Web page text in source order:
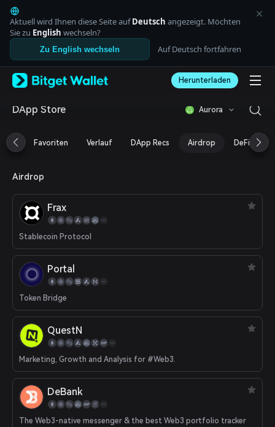
English
日本語
Tiếng Việt
Русский
Español (Latinoamérica)
Italiano
Deutsch
繁體中文
Português (Portugal)
ภาษาไทย
हिन्दी
Español
Português (Brasil)
Español (Argentina)
Aktuell wird Ihnen diese Seite aufDeutsch angezeigt. Möchten
Sie zu English wechseln?
Zu English wechseln Auf Deutsch fortfahren
Herunterladen
DApp Store Aurora
Favoriten Verlauf DApp Recs Airdrop DeFi
Airdrop
Frax
Stablecoin Protocol
Portal
Token Bridge
QuestN
Marketing, Growth and Analysis for #Web3.
DeBank
The Web3-native messenger & the best Web3 portfolio tracker